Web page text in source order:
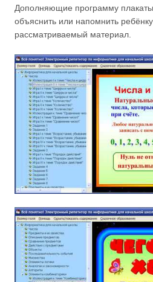
Дополняющие программу
объяснить или напомнить
рассматриваемый материал.